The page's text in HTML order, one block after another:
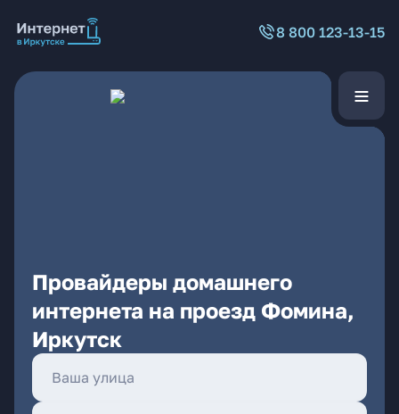
8 800 123-13-15
Провайдеры домашнего
интернета на проезд Фомина,
Иркутск